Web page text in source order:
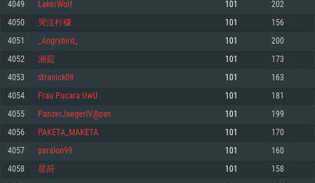
Processeur: Dual-Core 2.2 GHz
Mémoire: 4 GB
Carte graphique supportant DirectX 11: AMD Radeon 77XX / NVIDIA
GeForce GTX 660. La résolution minimale supportée par le jeu est de 720p
Connection: Connexion Internet à haut débit
Disque dur: 23.1 Go (client minimal)
Recommandée
Processeur: Core i5, minimum 2.2GHz (Les processeurs Intel Xeon ne sont
pas supportés)
Mémoire: 6 GB
Carte graphique: Intel Iris Pro 5200 (Mac), ou analogue AMD/Nvidia. La
résolution minimale supportée par le jeu est de 720p.
Connection: Connexion Internet à haut débit
Disque dur: 62,2 Go (client minimal)
Recommandée
OS: Mac OS Big Sur 11.0 ou plus récent
Processeur: Core i7 (Les processeurs Intel Xeon ne sont pas supportés)
Processeur: Dual-Core 2.4 GHz
Mémoire: 4 GB
Carte graphique: NVIDIA 660 avec les derniers drivers (moins de 6 mois) /
de même pour AMD (La résolution minimale supportée par le jeu est de
720p)
Connection: Connexion Internet à haut débit
Disque dur: 62,2 Go (client minimal)
Recommandée
OS: Ubuntu 20.04 64bit
Processeur: Intel Core i7
4049 LakerWolf 101 202
4050 哭泣柠檬 101 156
4051 _Angrybird_ 101 200
4052 湘茹 101 173
4053 stranick09 101 163
4054 Frau Pucara UwU 101 181
4055 PanzerJaegerIV@psn 101 199
4056 PAKETA_MAKETA 101 170
4057 paralon99 101 160
4058 星莳 101 158